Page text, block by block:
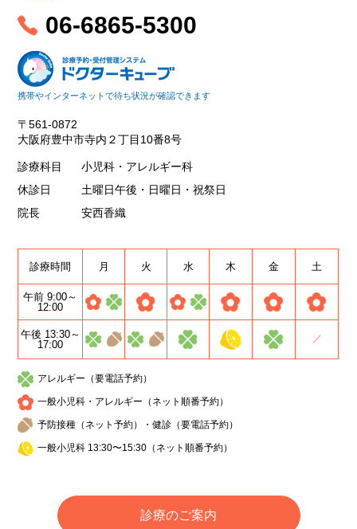
06-6865-5300
携帯やインターネットで待ち状況が確認できます
〒561-0872
大阪府豊中市寺内２丁目10番8号
診療科目
小児科・アレルギー科
休診日
土曜日午後・日曜日・祝祭日
院長
安西香織
診療時間 月 火 水 木 金 土
午前 9:00～
12:00
午後 13:30～
17:00
／
アレルギー（要電話予約）
一般小児科・アレルギー（ネット順番予約）
予防接種（ネット予約）・健診（要電話予約）
一般小児科 13:30〜15:30（ネット順番予約）
診療のご案内